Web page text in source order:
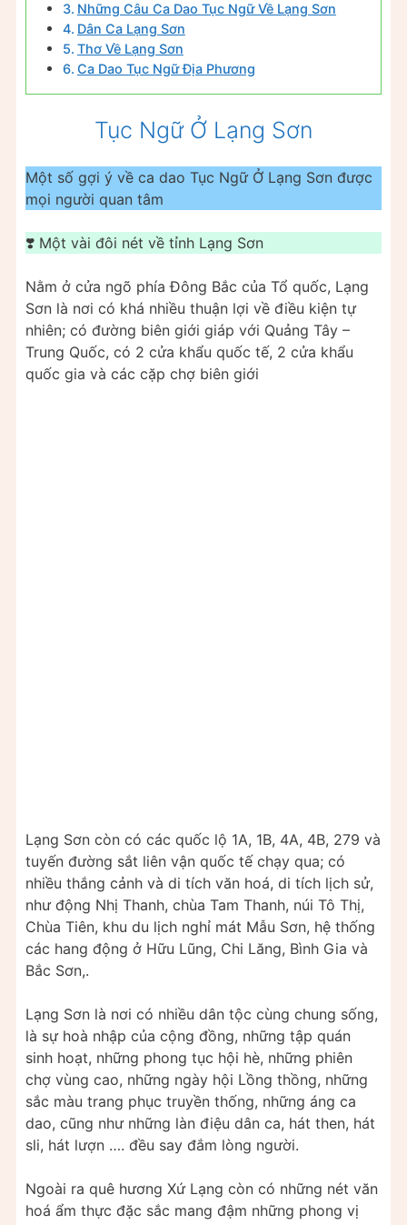
Những Câu Ca Dao Tục Ngữ Về Lạng Sơn
Dân Ca Lạng Sơn
Thơ Về Lạng Sơn
Ca Dao Tục Ngữ Địa Phương
Tục Ngữ Ở Lạng Sơn
Một số gợi ý về ca dao Tục Ngữ Ở Lạng Sơn được
mọi người quan tâm
❣️ Một vài đôi nét về tỉnh Lạng Sơn
Nằm ở cửa ngõ phía Đông Bắc của Tổ quốc, Lạng
Sơn là nơi có khá nhiều thuận lợi về điều kiện tự
nhiên; có đường biên giới giáp với Quảng Tây –
Trung Quốc, có 2 cửa khẩu quốc tế, 2 cửa khẩu
quốc gia và các cặp chợ biên giới
Lạng Sơn còn có các quốc lộ 1A, 1B, 4A, 4B, 279 và
tuyến đường sắt liên vận quốc tế chạy qua; có
nhiều thắng cảnh và di tích văn hoá, di tích lịch sử,
như động Nhị Thanh, chùa Tam Thanh, núi Tô Thị,
Chùa Tiên, khu du lịch nghỉ mát Mẫu Sơn, hệ thống
các hang động ở Hữu Lũng, Chi Lăng, Bình Gia và
Bắc Sơn,.
Lạng Sơn là nơi có nhiều dân tộc cùng chung sống,
là sự hoà nhập của cộng đồng, những tập quán
sinh hoạt, những phong tục hội hè, những phiên
chợ vùng cao, những ngày hội Lồng thồng, những
sắc màu trang phục truyền thống, những áng ca
dao, cũng như những làn điệu dân ca, hát then, hát
sli, hát lượn …. đều say đắm lòng người.
Ngoài ra quê hương Xứ Lạng còn có những nét văn
hoá ẩm thực đặc sắc mang đậm những phong vị